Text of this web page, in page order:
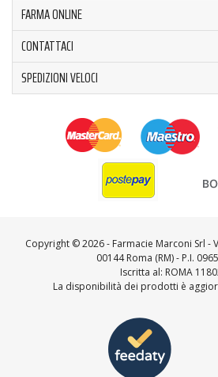
FARMA ONLINE
CONTATTACI
SPEDIZIONI VELOCI
Copyright ©2026 - Farmacie Marconi Srl -
00144 Roma (RM) - P.I.
Iscritta al: ROMA
La disponibilità dei prodotti è